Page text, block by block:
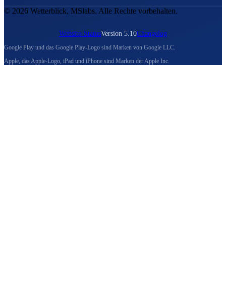
© 2026 Wetterblick, MSlabs. Alle Rechte vorbehalten.
Website-StatusVersion 5.10Changelog
Google Play und das Google Play-Logo sind Marken von Google LLC.
Apple, das Apple-Logo, iPad und iPhone sind Marken der Apple Inc.